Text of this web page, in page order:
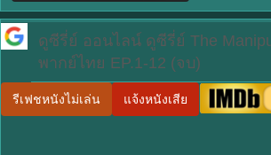
ดูซีรี่ย์ ออนไลน์ ดูซีรี่ย์ The
พากย์ไทย EP.1-12 (จบ)
รีเฟชหนังไม่เล่น แจ้งหนังเสีย